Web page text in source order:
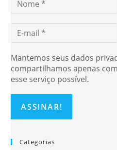
Mantemos seus dados
compartilhamos apenas
esse serviço possível.
Categorias